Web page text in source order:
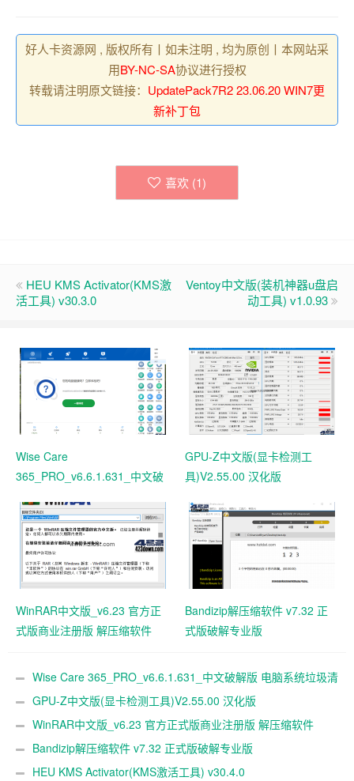
好人卡资源网 , 版权所有丨如未注明 , 均为原创丨本网站采
用BY-NC-SA协议进行授权
转载请注明原文链接： UpdatePack7R2 23.06.20 WIN7更
新补丁包
喜欢 (1)
HEU KMS Activator(KMS激
活工具) v30.3.0
Ventoy中文版(装机神器u盘启
动工具) v1.0.93
Wise Care
365_PRO_v6.6.1.631_中文破
GPU-Z中文版(显卡检测工
具)V2.55.00 汉化版
WinRAR中文版_v6.23 官方正
式版商业注册版 解压缩软件
Bandizip解压缩软件 v7.32 正
式版破解专业版
Wise Care 365_PRO_v6.6.1.631_中文破解版 电脑系统垃圾清
理软件GPU-Z中文版(显卡检测工具)V2.55.00 汉化版
WinRAR中文版_v6.23 官方正式版商业注册版 解压缩软件
Bandizip解压缩软件 v7.32 正式版破解专业版
HEU KMS Activator(KMS激活工具) v30.4.0